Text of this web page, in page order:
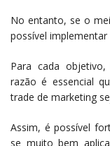
No entanto, se o
possível
Para cada
razão é essencial
trade de marketing
Assim, é possível
se muito bem